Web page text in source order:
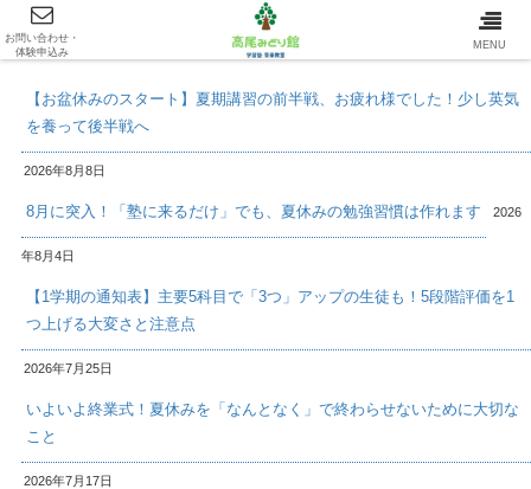
最新情報/INFOMATION
【お盆休みのスタート】夏期講習の前半戦、お疲れ様でした！少し英気
を養って後半戦へ
2026年8月8日
8月に突入！「塾に来るだけ」でも、夏休みの勉強習慣は作れます 2026
年8月4日
【1学期の通知表】主要5科目で「3つ」アップの生徒も！5段階評価を1
つ上げる大変さと注意点
2026年7月25日
いよいよ終業式！夏休みを「なんとなく」で終わらせないために大切な
こと
2026年7月17日
お問い合わせ・
体験申込み
MENU